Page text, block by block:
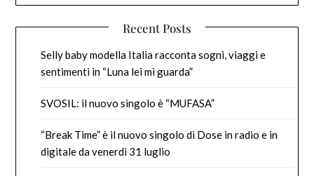
Recent Posts
Selly baby modella Italia racconta sogni, viaggi e
sentimenti in “Luna lei mi guarda”
SVOSIL: il nuovo singolo è “MUFASA”
“Break Time” è il nuovo singolo di Dose in radio e in
digitale da venerdì 31 luglio